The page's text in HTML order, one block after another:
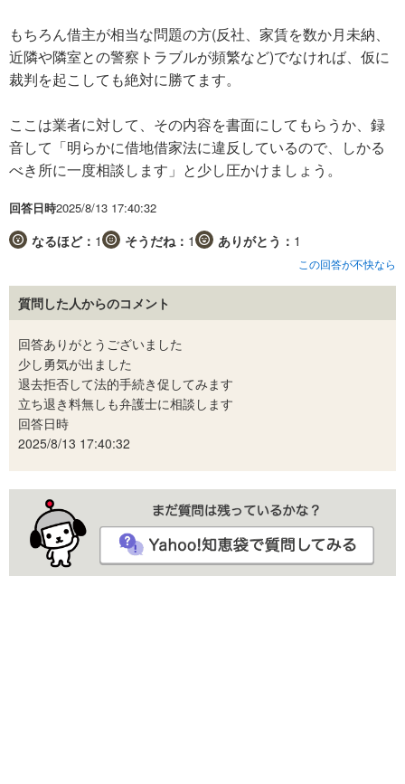
もちろん借主が相当な問題の方(反社、家賃を数か月未納、
近隣や隣室との警察トラブルが頻繁など)でなければ、仮に
裁判を起こしても絶対に勝てます。
ここは業者に対して、その内容を書面にしてもらうか、録
音して「明らかに借地借家法に違反しているので、しかる
べき所に一度相談します」と少し圧かけましょう。
回答日時2025/8/13 17:40:32
なるほど： 1 そうだね： 1 ありがとう： 1
この回答が不快なら
質問した人からのコメント
回答ありがとうございました
少し勇気が出ました
退去拒否して法的手続き促してみます
立ち退き料無しも弁護士に相談します
回答日時
2025/8/13 17:40:32